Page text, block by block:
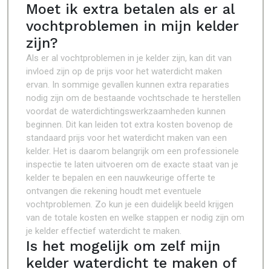
Moet ik extra betalen als er al
vochtproblemen in mijn kelder
zijn?
Als er al vochtproblemen in je kelder zijn, kan dit van
invloed zijn op de prijs voor het waterdicht maken
ervan. In sommige gevallen kunnen extra reparaties
nodig zijn om de bestaande vochtschade te herstellen
voordat de waterdichtingswerkzaamheden kunnen
beginnen. Dit kan leiden tot extra kosten bovenop de
standaard prijs voor het waterdicht maken van een
kelder. Het is daarom belangrijk om een professionele
inspectie te laten uitvoeren om de exacte staat van je
kelder te bepalen en een nauwkeurige offerte te
ontvangen die rekening houdt met eventuele
vochtproblemen. Zo kun je een duidelijk beeld krijgen
van de totale kosten en welke stappen er nodig zijn om
je kelder effectief waterdicht te maken.
Is het mogelijk om zelf mijn
kelder waterdicht te maken of